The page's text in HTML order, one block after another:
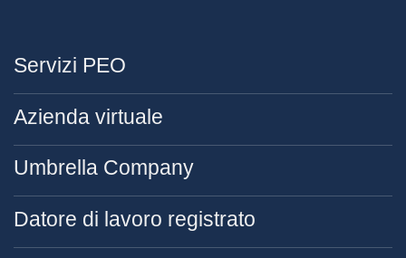
Servizi PEO
Azienda virtuale
Umbrella Company
Datore di lavoro registrato